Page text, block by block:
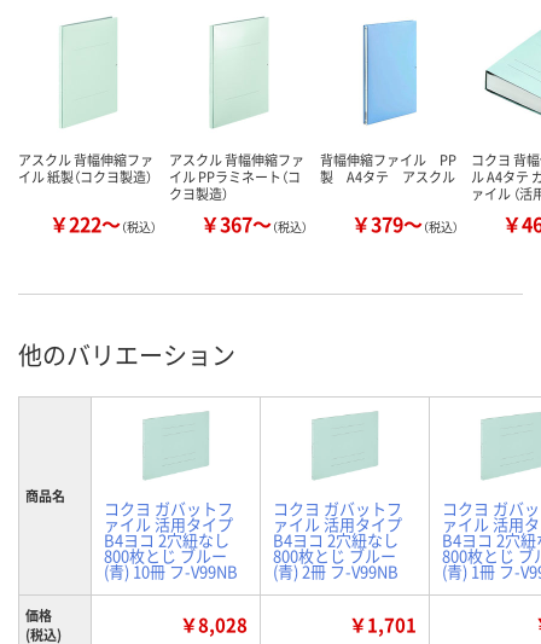
アスクル 背幅伸縮ファ
イル 紙製（コクヨ製造）
￥222～（税込）
アスクル 背幅伸縮ファ
イル PPラミネート（コ
クヨ製造）
￥367～（税込）
背幅伸縮ファイル PP
製 A4タテ アスクル
￥379～（税込）
コクヨ 背
ル A4タテ
ァイル （
￥
他のバリエーション
商品名
コクヨ ガバットフ
ァイル 活用タイプ
B4ヨコ 2穴紐なし
800枚とじ ブルー
(青) 10冊 フ-V99NB
コクヨ ガバットフ
ァイル 活用タイプ
B4ヨコ 2穴紐なし
800枚とじ ブルー
(青) 2冊 フ-V99NB
コクヨ ガバ
ァイル 活用
B4ヨコ 2穴紐
800枚とじ ブ
(青) 1冊 フ-
価格
(税込)
￥8,028 ￥1,701